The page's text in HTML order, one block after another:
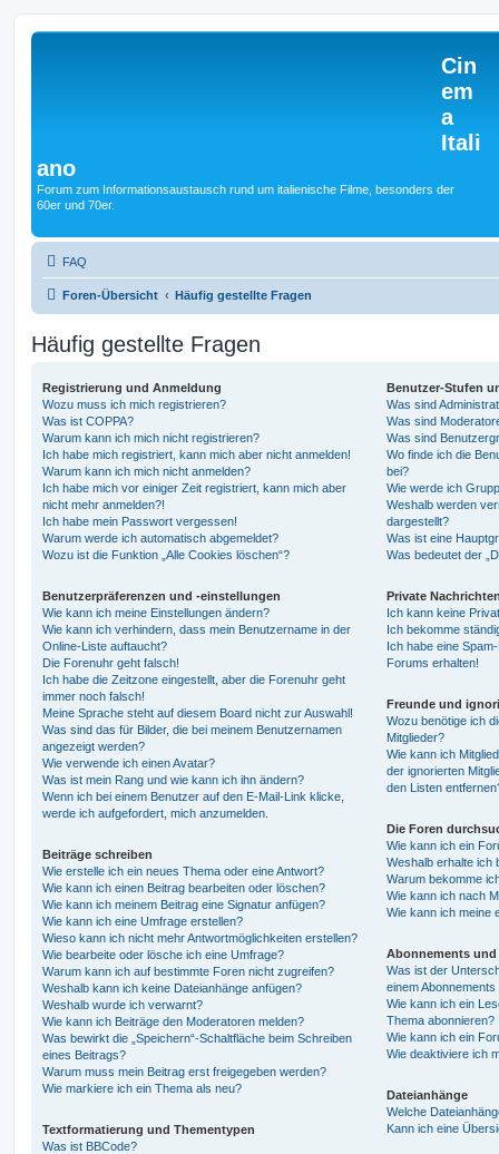
Cin
em
a
Itali
ano
Forum zum Informationsaustausch rund um italienische Filme, besonders der
60er und 70er.
FAQ
Foren-Übersicht Häufig gestellte Fragen
Häufig gestellte Fragen
Registrierung und Anmeldung
Wozu muss ich mich registrieren?
Was ist COPPA?
Warum kann ich mich nicht registrieren?
Ich habe mich registriert, kann mich aber nicht anmelden!
Warum kann ich mich nicht anmelden?
Ich habe mich vor einiger Zeit registriert, kann mich aber
nicht mehr anmelden?!
Ich habe mein Passwort vergessen!
Warum werde ich automatisch abgemeldet?
Wozu ist die Funktion „Alle Cookies löschen“?
Benutzerpräferenzen und -einstellungen
Wie kann ich meine Einstellungen ändern?
Wie kann ich verhindern, dass mein Benutzername in der
Online-Liste auftaucht?
Die Forenuhr geht falsch!
Ich habe die Zeitzone eingestellt, aber die Forenuhr geht
immer noch falsch!
Meine Sprache steht auf diesem Board nicht zur Auswahl!
Was sind das für Bilder, die bei meinem Benutzernamen
angezeigt werden?
Wie verwende ich einen Avatar?
Was ist mein Rang und wie kann ich ihn ändern?
Wenn ich bei einem Benutzer auf den E-Mail-Link klicke,
werde ich aufgefordert, mich anzumelden.
Beiträge schreiben
Wie erstelle ich ein neues Thema oder eine Antwort?
Wie kann ich einen Beitrag bearbeiten oder löschen?
Wie kann ich meinem Beitrag eine Signatur anfügen?
Wie kann ich eine Umfrage erstellen?
Wieso kann ich nicht mehr Antwortmöglichkeiten erstellen?
Wie bearbeite oder lösche ich eine Umfrage?
Warum kann ich auf bestimmte Foren nicht zugreifen?
Weshalb kann ich keine Dateianhänge anfügen?
Weshalb wurde ich verwarnt?
Wie kann ich Beiträge den Moderatoren melden?
Was bewirkt die „Speichern“-Schaltfläche beim Schreiben
eines Beitrags?
Warum muss mein Beitrag erst freigegeben werden?
Wie markiere ich ein Thema als neu?
Textformatierung und Thementypen
Was ist BBCode?
Benutzer-Stufen
Was sind
Was sind
Was sind
Wo finde ich die
bei?
Wie werde ich
Weshalb werden
dargestellt?
Was ist eine
Was bedeutet der
Private
Ich kann keine
Ich bekomme
Ich habe eine
Forums erhalten!
Freunde und
Wozu benötige ich
Mitglieder?
Wie kann ich
der ignorierten
den Listen
Die Foren
Wie kann ich ein
Weshalb erhalte ich
Warum bekomme
Wie kann ich nach
Wie kann ich meine
Abonnements und
Was ist der
einem
Wie kann ich ein
Thema abonnieren?
Wie kann ich ein
Wie deaktiviere ich
Dateianhänge
Welche
Kann ich eine